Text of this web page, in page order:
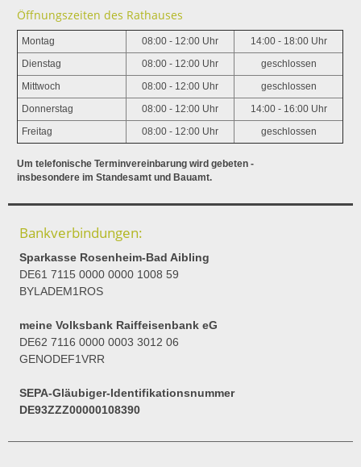
Öffnungszeiten des Rathauses
Montag 08:00 - 12:00 Uhr 14:00 - 18:00 Uhr
Dienstag 08:00 - 12:00 Uhr geschlossen
Mittwoch 08:00 - 12:00 Uhr geschlossen
Donnerstag 08:00 - 12:00 Uhr 14:00 - 16:00 Uhr
Freitag 08:00 - 12:00 Uhr geschlossen
Um telefonische Terminvereinbarung wird gebeten -
insbesondere im Standesamt und Bauamt.
Bankverbindungen:
Sparkasse Rosenheim-Bad Aibling
DE61 7115 0000 0000 1008 59
BYLADEM1ROS
meine Volksbank Raiffeisenbank eG
DE62 7116 0000 0003 3012 06
GENODEF1VRR
SEPA-Gläubiger-Identifikationsnummer
DE93ZZZ00000108390